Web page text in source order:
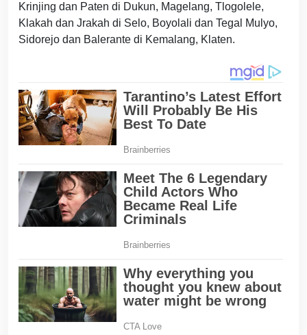
Krinjing dan Paten di Dukun, Magelang, Tlogolele,
Klakah dan Jrakah di Selo, Boyolali dan Tegal Mulyo,
Sidorejo dan Balerante di Kemalang, Klaten.